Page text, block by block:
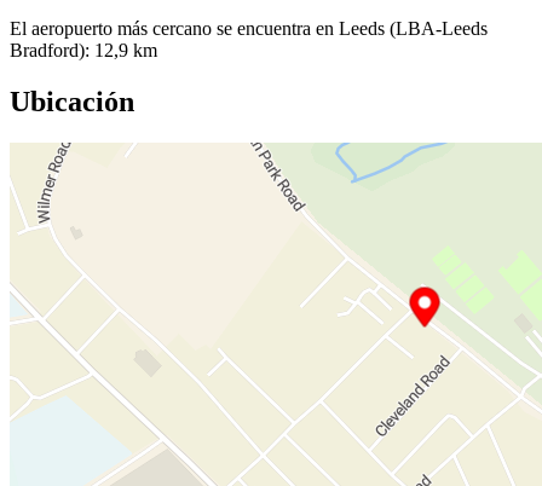
El aeropuerto más cercano se encuentra en Leeds (LBA-Leeds
Bradford): 12,9 km
Ubicación